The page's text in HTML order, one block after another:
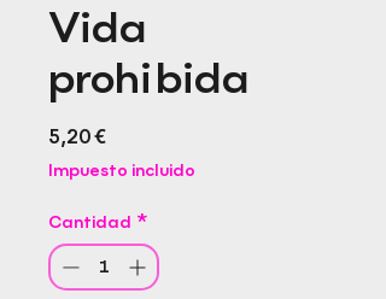
Vida
prohibida
5,20 €Precio
Impuesto incluido
Cantidad *